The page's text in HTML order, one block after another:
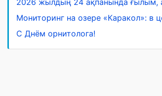
2026 жылдың 24 ақпанында ғылым,
Мониторинг на озере «Каракол»: в
С Днём орнитолога!